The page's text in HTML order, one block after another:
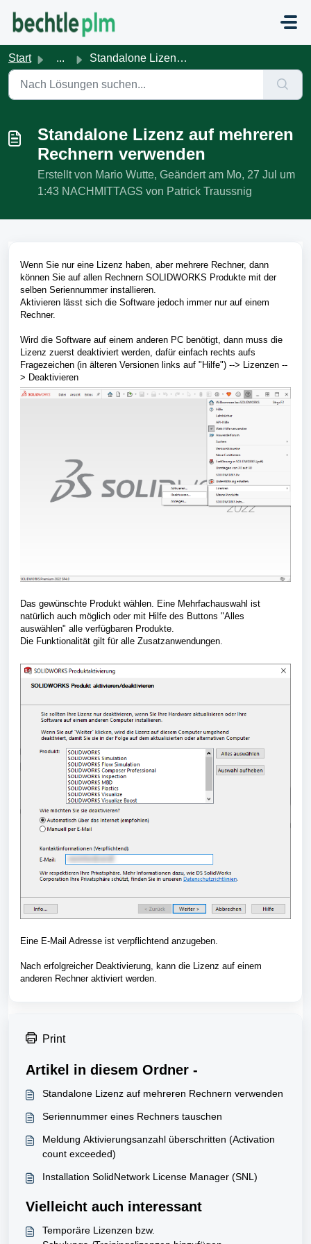
Start ... Standalone Lizenz auf mehreren Rechnern verwenden
Standalone Lizenz auf mehreren
Rechnern verwenden
Erstellt von Mario Wutte, Geändert am Mo, 27 Jul um
1:43 NACHMITTAGS von Patrick Traussnig
Wenn Sie nur eine Lizenz haben, aber mehrere Rechner, dann
können Sie auf allen Rechnern SOLIDWORKS Produkte mit der
selben Seriennummer installieren.
Aktivieren lässt sich die Software jedoch immer nur auf einem
Rechner.
Wird die Software auf einem anderen PC benötigt, dann muss die
Lizenz zuerst deaktiviert werden, dafür einfach rechts aufs
Fragezeichen (in älteren Versionen links auf "Hilfe") --> Lizenzen --
> Deaktivieren
Das gewünschte Produkt wählen. Eine Mehrfachauswahl ist
natürlich auch möglich oder mit Hilfe des Buttons "Alles
auswählen" alle verfügbaren Produkte.
Die Funktionalität gilt für alle Zusatzanwendungen.
Eine E-Mail Adresse ist verpflichtend anzugeben.
Nach erfolgreicher Deaktivierung, kann die Lizenz auf einem
anderen Rechner aktiviert werden.
Print
Artikel in diesem Ordner -
Standalone Lizenz auf mehreren Rechnern verwenden
Seriennummer eines Rechners tauschen
Meldung Aktivierungsanzahl überschritten (Activation
count exceeded)
Installation SolidNetwork License Manager (SNL)
Vielleicht auch interessant
Temporäre Lizenzen bzw.